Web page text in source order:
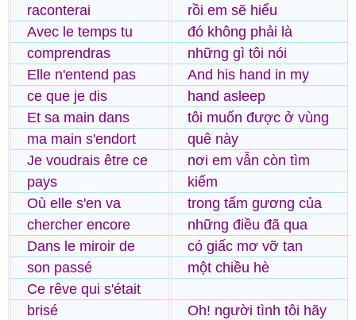
raconterai
Avec le temps tu
comprendras
Elle n'entend pas
ce que je dis
Et sa main dans
ma main s'endort
Je voudrais être ce
pays
Où elle s'en va
chercher encore
Dans le miroir de
son passé
Ce rêve qui s'était
brisé
rồi em sẽ hiểu
đó không phải là
những gì tôi nói
And his hand in my
hand asleep
tôi muốn được ở vùng
quê này
nơi em vẫn còn tìm
kiếm
trong tấm gương của
những điều đã qua
có giấc mơ vỡ tan
một chiều hè
Oh! người tình tôi hãy